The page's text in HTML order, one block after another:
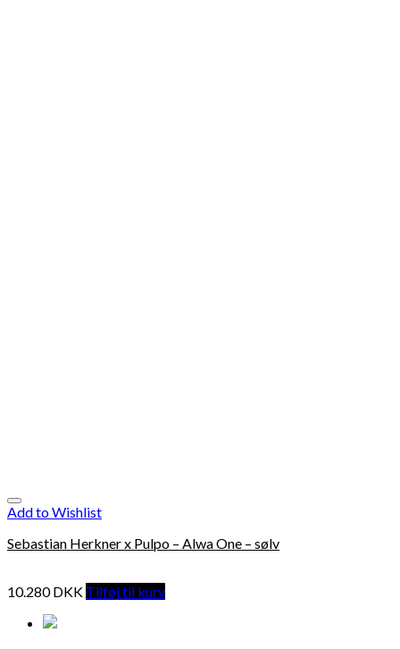
Add to Wishlist
Sebastian Herkner x Pulpo – Alwa One – sølv
10.280DKK Tilføj til kurv